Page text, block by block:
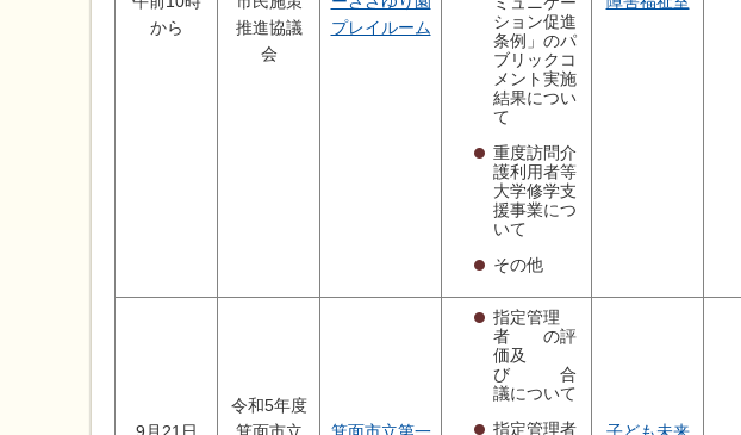
から
推進協議
会
プレイルーム
ション促進
条例」のパ
ブリックコ
メント実施
結果につい
て
重度訪問介
護利用者等
大学修学支
援事業につ
いて
その他
令和5年度
指定管理
者 の評
価及
び 合
議について
指定管理者